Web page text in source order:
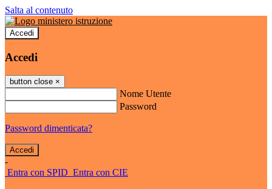
Salta al contenuto
Accedi
Accedi
button close ×
Nome Utente
Password
Password dimenticata?
-
Entra con SPID Entra con CIE